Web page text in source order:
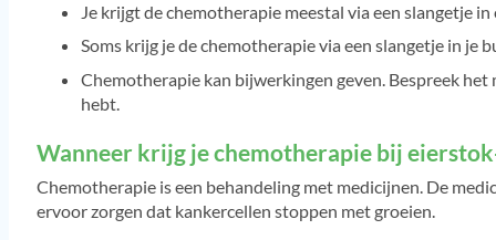
Je krijgt de chemotherapie meestal via een slangetje
Soms krijg je de chemotherapie via een slangetje in je
Chemotherapie kan bijwerkingen geven. Bespreek
hebt.
Wanneer krijg je chemotherapie bij
Chemotherapie is een behandeling met medicijnen. De
ervoor zorgen dat kankercellen stoppen met groeien.